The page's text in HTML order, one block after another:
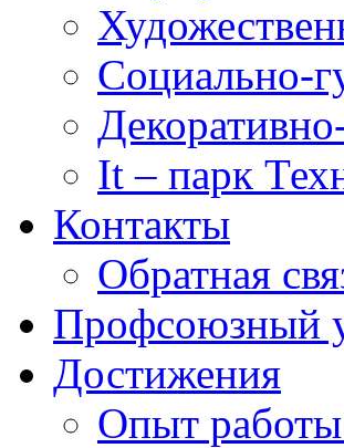
Социально-
It – парк
Контакты
Обратная
Профсоюзный
Достижения
Опыт работы